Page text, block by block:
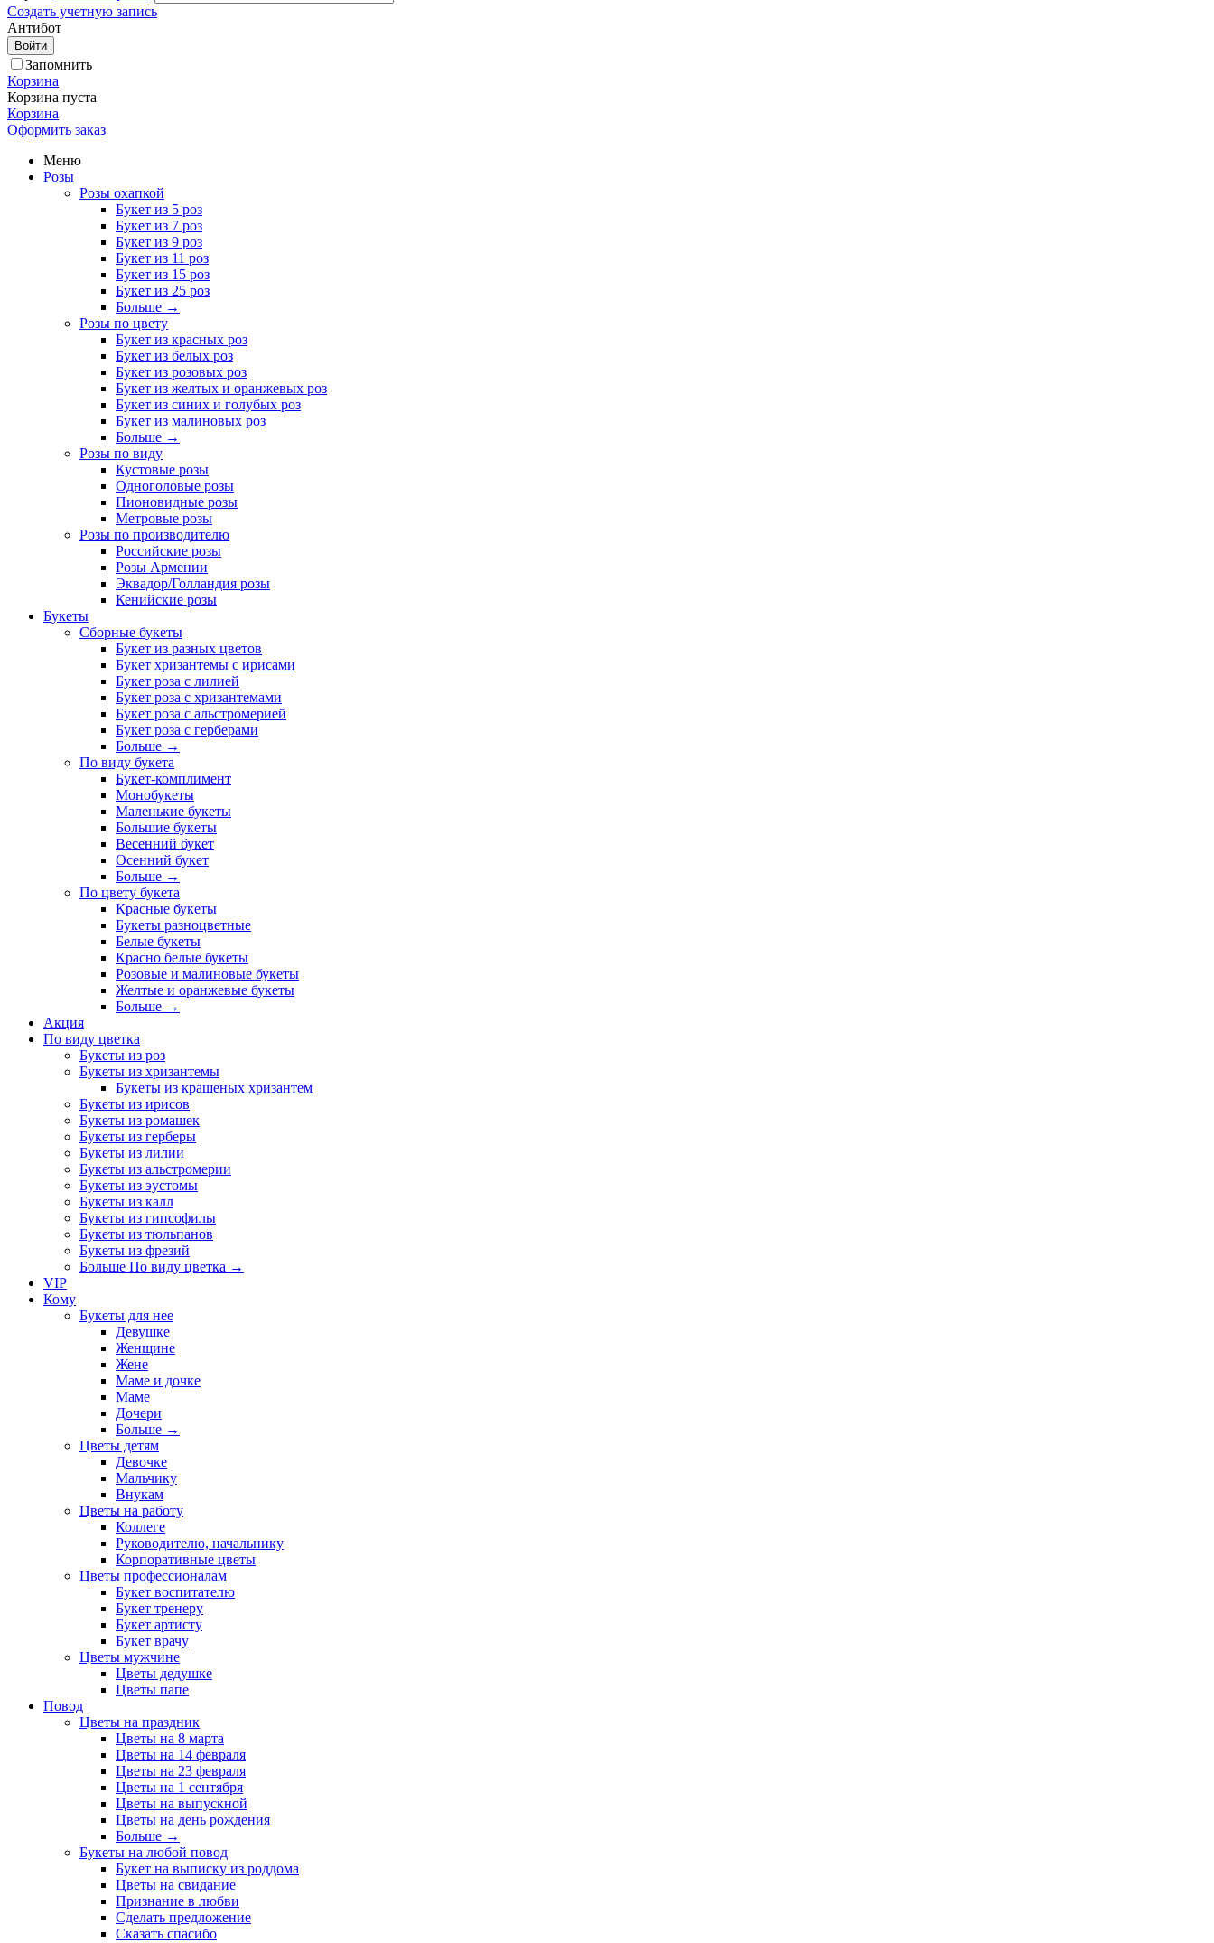
Создать учетную запись
Антибот
Войти
Запомнить
Корзина
Корзина пуста
Корзина
Оформить заказ
Меню
Розы
Розы охапкой
Букет из 5 роз
Букет из 7 роз
Букет из 9 роз
Букет из 11 роз
Букет из 15 роз
Букет из 25 роз
Больше →
Розы по цвету
Букет из красных роз
Букет из белых роз
Букет из розовых роз
Букет из желтых и оранжевых роз
Букет из синих и голубых роз
Букет из малиновых роз
Больше →
Розы по виду
Кустовые розы
Одноголовые розы
Пионовидные розы
Метровые розы
Розы по производителю
Российские розы
Розы Армении
Эквадор/Голландия розы
Кенийские розы
Букеты
Сборные букеты
Букет из разных цветов
Букет хризантемы с ирисами
Букет роза с лилией
Букет роза с хризантемами
Букет роза с альстромерией
Букет роза с герберами
Больше →
По виду букета
Букет-комплимент
Монобукеты
Маленькие букеты
Большие букеты
Весенний букет
Осенний букет
Больше →
По цвету букета
Красные букеты
Букеты разноцветные
Белые букеты
Красно белые букеты
Розовые и малиновые букеты
Желтые и оранжевые букеты
Больше →
Акция
По виду цветка
Букеты из роз
Букеты из хризантемы
Букеты из крашеных хризантем
Букеты из ирисов
Букеты из ромашек
Букеты из герберы
Букеты из лилии
Букеты из альстромерии
Букеты из эустомы
Букеты из калл
Букеты из гипсофилы
Букеты из тюльпанов
Букеты из фрезий
Больше По виду цветка →
VIP
Кому
Букеты для нее
Девушке
Женщине
Жене
Маме и дочке
Маме
Дочери
Больше →
Цветы детям
Девочке
Мальчику
Внукам
Цветы на работу
Коллеге
Руководителю, начальнику
Корпоративные цветы
Цветы профессионалам
Букет воспитателю
Букет тренеру
Букет артисту
Букет врачу
Цветы мужчине
Цветы дедушке
Цветы папе
Повод
Цветы на праздник
Цветы на 8 марта
Цветы на 14 февраля
Цветы на 23 февраля
Цветы на 1 сентября
Цветы на выпускной
Цветы на день рождения
Больше →
Букеты на любой повод
Букет на выписку из роддома
Цветы на свидание
Признание в любви
Сделать предложение
Сказать спасибо